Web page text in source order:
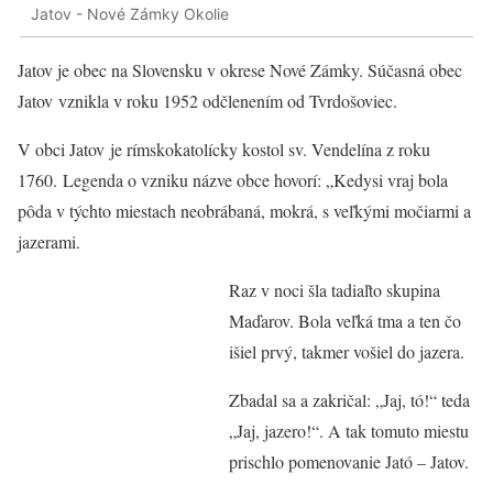
Jatov - Nové Zámky Okolie
Jatov je obec na Slovensku v okrese Nové Zámky. Súčasná obec
Jatov vznikla v roku 1952 odčlenením od Tvrdošoviec.
V obci Jatov je rímskokatolícky kostol sv. Vendelína z roku
1760. Legenda o vzniku názve obce hovorí: „Kedysi vraj bola
pôda v týchto miestach neobrábaná, mokrá, s veľkými močiarmi a
jazerami.
Raz v noci šla tadiaľto skupina
Maďarov. Bola veľká tma a ten čo
išiel prvý, takmer vošiel do jazera.
Zbadal sa a zakričal: „Jaj, tó!“ teda
„Jaj, jazero!“. A tak tomuto miestu
prischlo pomenovanie Jató – Jatov.